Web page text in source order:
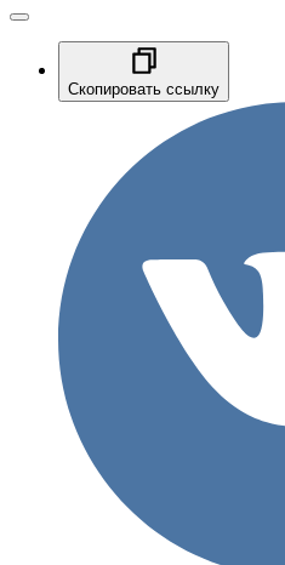
Скопировать ссылку